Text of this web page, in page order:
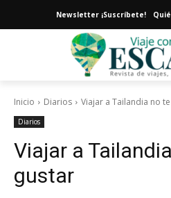
Newsletter ¡Suscríbete!
Inicio Diarios Viajar a Tailandia no
Diarios
Viajar a
gustar